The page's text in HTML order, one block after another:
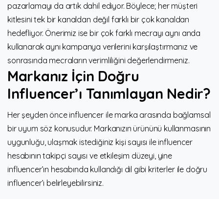
pazarlamayı da artık dahil ediyor. Böylece; her müşteri
kitlesini tek bir kanaldan değil farklı bir çok kanaldan
hedefliyor. Önerimiz ise bir çok farklı mecrayı aynı anda
kullanarak aynı kampanya verilerini karşılaştırmanız ve
sonrasında mecraların verimliliğini değerlendirmeniz.
Markanız İçin Doğru
Influencer’ı Tanımlayan Nedir?
Her şeyden önce influencer ile marka arasında bağlamsal
bir uyum söz konusudur. Markanızın ürününü kullanmasının
uygunluğu, ulaşmak istediğiniz kişi sayısı ile influencer
hesabının takipçi sayısı ve etkileşim düzeyi, yine
influencer’ın hesabında kullandığı dil gibi kriterler ile doğru
influencer’ı belirleyebilirsiniz.